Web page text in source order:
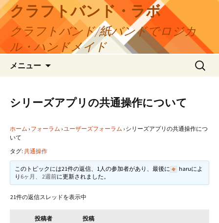
コ
ン
テ
ツ
ス
クラフトバンド・ラボ
クラフトバンド/紙バンドでロジカ
ル・ハンドメイド
メニュー
検
索:
シリーズアプリの共通操作について
ホーム › フォーラム ›ユーザーズフォーラム › シリーズアプリの共通操作につ
いて
タグ: 共通操作
このトピックには21件の返信、1人の参加者があり、最後に haruによ
り 6ヶ月、 2週前に更新されました。
21件の返信スレッドを表示中
投稿者 投稿